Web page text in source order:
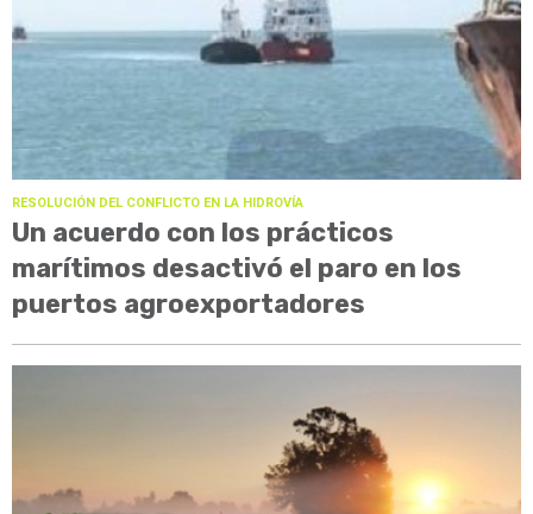
RESOLUCIÓN DEL CONFLICTO EN LA HIDROVÍA
Un acuerdo con los prácticos
marítimos desactivó el paro en los
puertos agroexportadores